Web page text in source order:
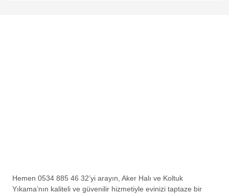
Hemen 0534 885 46 32’yi arayın, Aker Halı ve Koltuk
Yıkama’nın kaliteli ve güvenilir hizmetiyle evinizi taptaze bir